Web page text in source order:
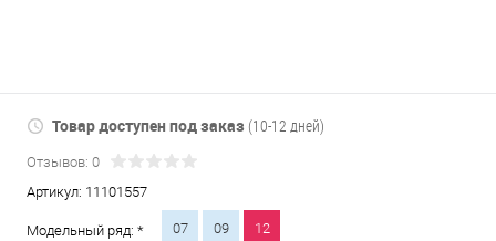
Товар доступен под заказ (10-12 дней)
Отзывов: 0
Артикул: 11101557
Модельный ряд: * 07 09 12